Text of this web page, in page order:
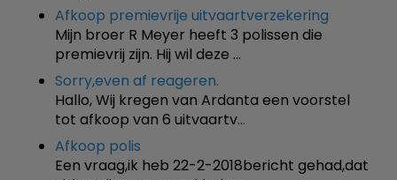
Afkoop premievrije uitvaartverzekering
Mijn broer R Meyer heeft 3 polissen die
premievrij zijn. Hij wil deze …
Sorry,even af reageren.
Hallo, Wij kregen van Ardanta een voorstel
tot afkoop van 6 uitvaartv…
Afkoop polis
Een vraag,ik heb 22-2-2018bericht gehad,dat